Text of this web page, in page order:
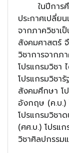
ในปีกา
ประกาศเปลี่ย
จากภาควิชาเ
สังคมศาสตร์
วิชาการจากภ
โปรแกรมวิชา
โปรแกรมวิชา
สังคมศึกษา โ
อังกฤษ (ค.บ.)
โปรแกรมวิชา
(ศศ.บ.) โปรแ
วิชาศิลปกรรม